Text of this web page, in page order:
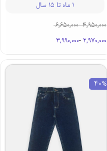
1 ماه تا 15 سال
4,950,000
-
6,650,000
2,970,000
-
3,990,000
40%